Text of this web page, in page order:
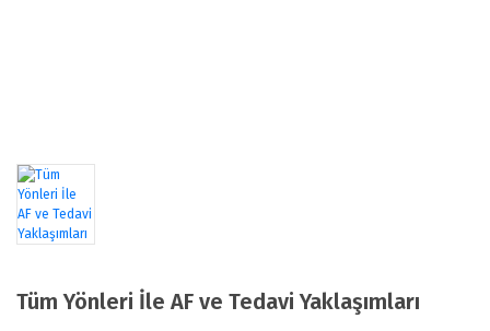
Tüm Yönleri İle AF ve Tedavi Yaklaşımları